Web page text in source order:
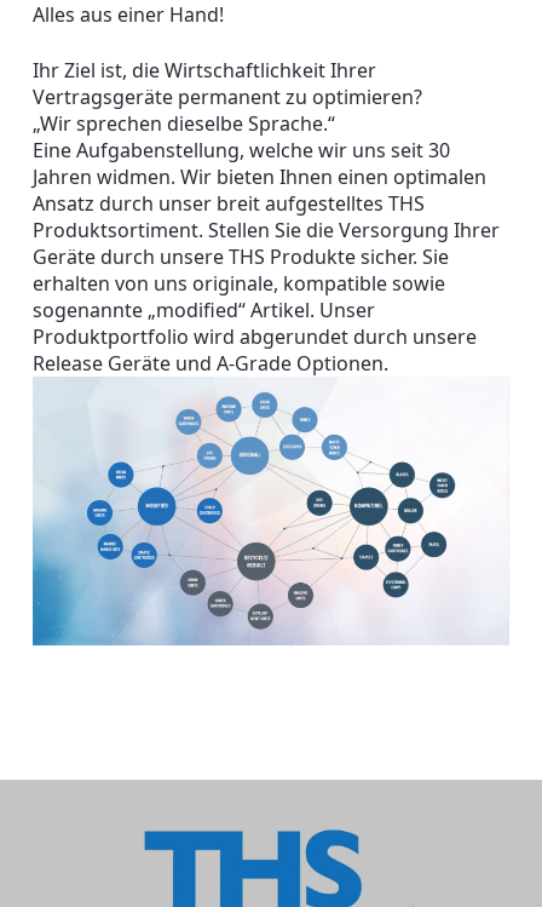
Alles aus einer Hand!
Ihr Ziel ist, die Wirtschaftlichkeit Ihrer
Vertragsgeräte permanent zu optimieren?
„Wir sprechen dieselbe Sprache.“
Eine Aufgabenstellung, welche wir uns seit 30
Jahren widmen. Wir bieten Ihnen einen optimalen
Ansatz durch unser breit aufgestelltes THS
Produktsortiment. Stellen Sie die Versorgung Ihrer
Geräte durch unsere THS Produkte sicher. Sie
erhalten von uns originale, kompatible sowie
sogenannte „modified“ Artikel. Unser
Produktportfolio wird abgerundet durch unsere
Release Geräte und A-Grade Optionen.